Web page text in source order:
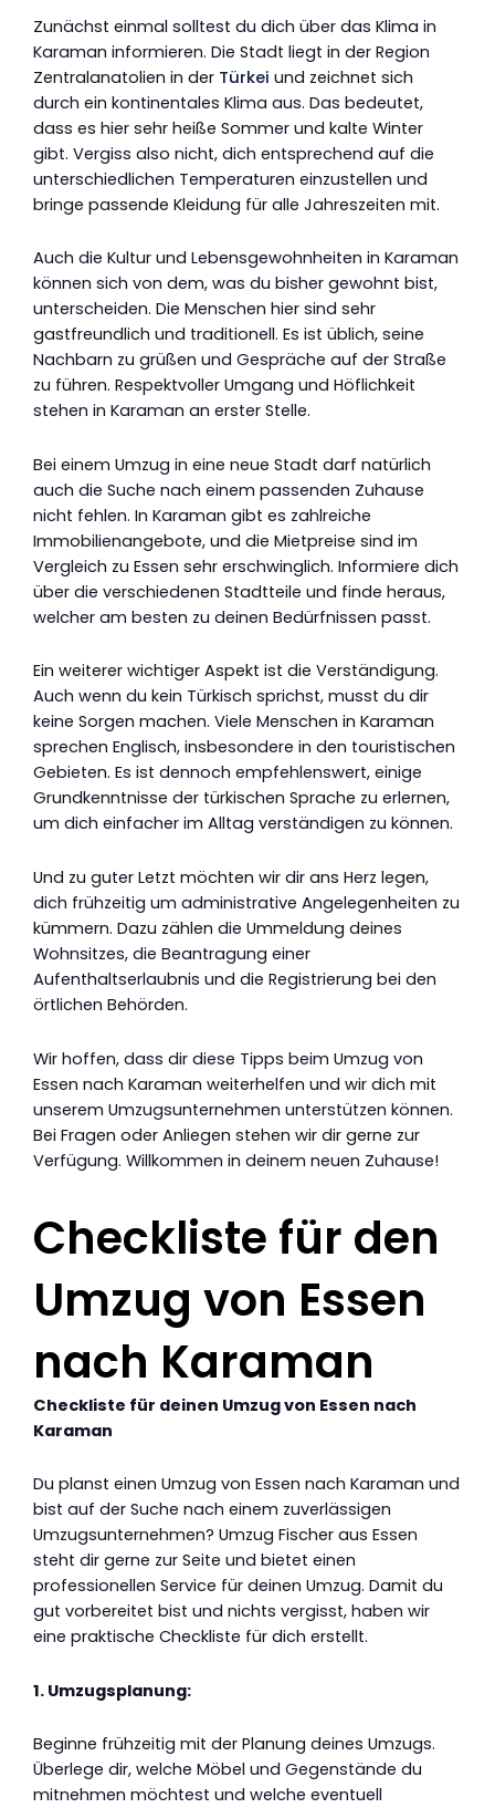
Zunächst einmal solltest du dich über das Klima in
Karaman informieren. Die Stadt liegt in der Region
Zentralanatolien in der Türkei und zeichnet sich
durch ein kontinentales Klima aus. Das bedeutet,
dass es hier sehr heiße Sommer und kalte Winter
gibt. Vergiss also nicht, dich entsprechend auf die
unterschiedlichen Temperaturen einzustellen und
bringe passende Kleidung für alle Jahreszeiten mit.
Auch die Kultur und Lebensgewohnheiten in Karaman
können sich von dem, was du bisher gewohnt bist,
unterscheiden. Die Menschen hier sind sehr
gastfreundlich und traditionell. Es ist üblich, seine
Nachbarn zu grüßen und Gespräche auf der Straße
zu führen. Respektvoller Umgang und Höflichkeit
stehen in Karaman an erster Stelle.
Bei einem Umzug in eine neue Stadt darf natürlich
auch die Suche nach einem passenden Zuhause
nicht fehlen. In Karaman gibt es zahlreiche
Immobilienangebote, und die Mietpreise sind im
Vergleich zu Essen sehr erschwinglich. Informiere dich
über die verschiedenen Stadtteile und finde heraus,
welcher am besten zu deinen Bedürfnissen passt.
Ein weiterer wichtiger Aspekt ist die Verständigung.
Auch wenn du kein Türkisch sprichst, musst du dir
keine Sorgen machen. Viele Menschen in Karaman
sprechen Englisch, insbesondere in den touristischen
Gebieten. Es ist dennoch empfehlenswert, einige
Grundkenntnisse der türkischen Sprache zu erlernen,
um dich einfacher im Alltag verständigen zu können.
Und zu guter Letzt möchten wir dir ans Herz legen,
dich frühzeitig um administrative Angelegenheiten zu
kümmern. Dazu zählen die Ummeldung deines
Wohnsitzes, die Beantragung einer
Aufenthaltserlaubnis und die Registrierung bei den
örtlichen Behörden.
Wir hoffen, dass dir diese Tipps beim Umzug von
Essen nach Karaman weiterhelfen und wir dich mit
unserem Umzugsunternehmen unterstützen können.
Bei Fragen oder Anliegen stehen wir dir gerne zur
Verfügung. Willkommen in deinem neuen Zuhause!
Checkliste für den
Umzug von Essen
nach Karaman
Checkliste für deinen Umzug von Essen nach
Karaman
Du planst einen Umzug von Essen nach Karaman und
bist auf der Suche nach einem zuverlässigen
Umzugsunternehmen? Umzug Fischer aus Essen
steht dir gerne zur Seite und bietet einen
professionellen Service für deinen Umzug. Damit du
gut vorbereitet bist und nichts vergisst, haben wir
eine praktische Checkliste für dich erstellt.
1. Umzugsplanung:
Beginne frühzeitig mit der Planung deines Umzugs.
Überlege dir, welche Möbel und Gegenstände du
mitnehmen möchtest und welche eventuell